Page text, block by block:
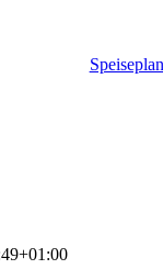
Speiseplan